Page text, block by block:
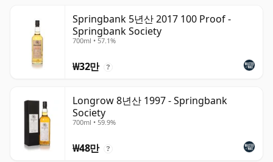
Springbank 5년산 2017 100 Proof -
Springbank Society
700ml • 57.1%
₩32만 ?
Longrow 8년산 1997 - Springbank
Society
700ml • 59.9%
₩48만 ?